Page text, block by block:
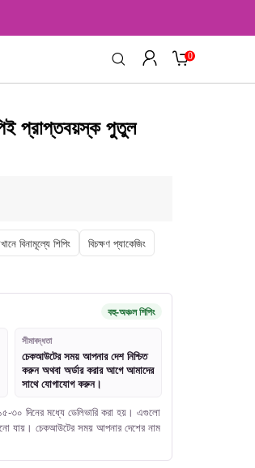
0
প্রাপ্তবয়স্ক পুতুল
বিনামূল্যে শিপিং
বিচক্ষণ প্যাকেজিং
বহু-অঞ্চল শিপিং
সীমাবদ্ধতা
চেকআউটের সময় আপনার দেশ নিশ্চিত
করুন অথবা অর্ডার করার আগে আমাদের
সাথে যোগাযোগ করুন।
৩০ দিনের মধ্যে ডেলিভারি করা হয়। এগুলো
যায়। চেকআউটের সময় আপনার দেশের নাম